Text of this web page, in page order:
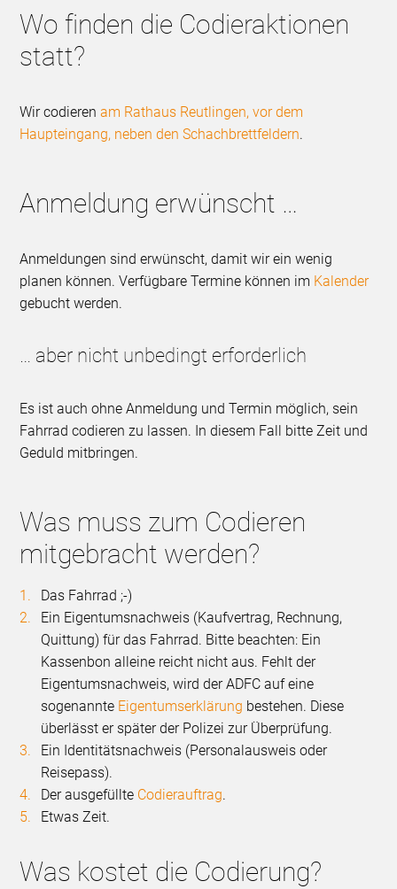
Wo finden die Codieraktionen
statt?
Wir codierenam Rathaus Reutlingen, vor dem
Haupteingang, neben den Schachbrettfeldern.
Anmeldung erwünscht …
Anmeldungen sind erwünscht, damit wir ein wenig
planen können. Verfügbare Termine können im Kalender
gebucht werden.
… aber nicht unbedingt erforderlich
Es ist auch ohne Anmeldung und Termin möglich, sein
Fahrrad codieren zu lassen. In diesem Fall bitte Zeit und
Geduld mitbringen.
Was muss zum Codieren
mitgebracht werden?
Das Fahrrad ;-)
Ein Eigentumsnachweis (Kaufvertrag, Rechnung,
Quittung) für das Fahrrad. Bitte beachten: Ein
Kassenbon alleine reicht nicht aus. Fehlt der
Eigentumsnachweis, wird der ADFC auf eine
sogenannte Eigentumserklärung bestehen. Diese
überlässt er später der Polizei zur Überprüfung.
Ein Identitätsnachweis (Personalausweis oder
Reisepass).
Der ausgefüllte Codierauftrag.
Etwas Zeit.
Was kostet die Codierung?